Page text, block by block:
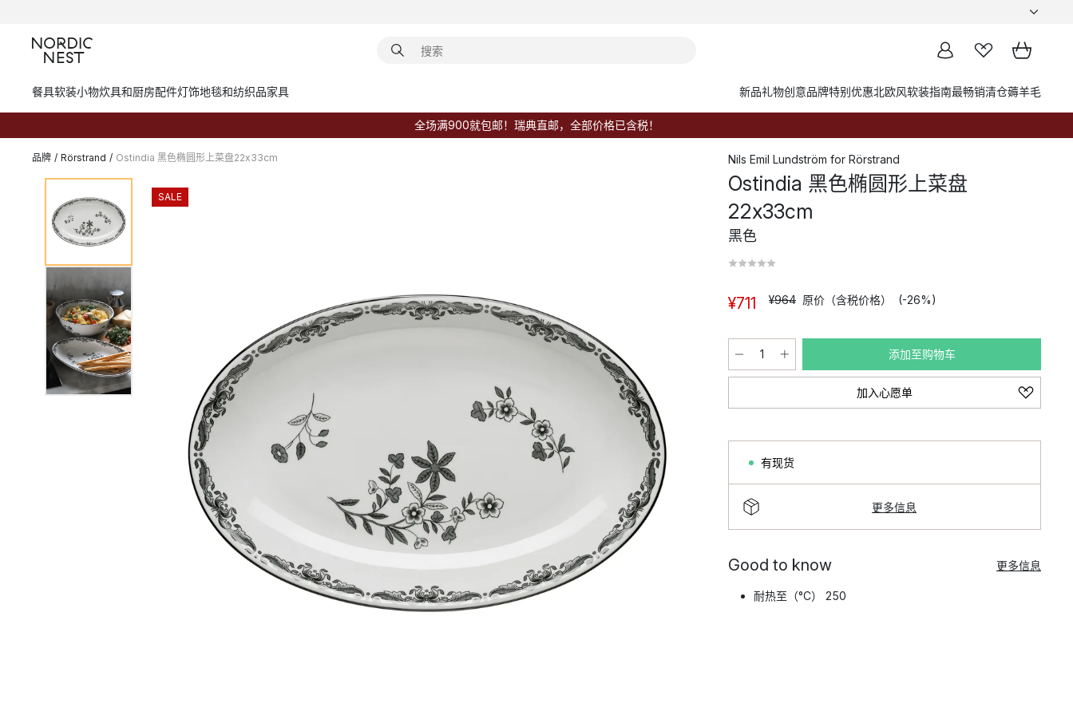
餐具软装小物炊具和厨房配件灯饰地毯和纺织品家具 新品礼物创意品牌特别优惠北欧风软装指南最畅销清仓薅羊毛
全场满900就包邮！瑞典直邮，全部价格已含税！
品牌 / Rörstrand / Ostindia 黑色椭圆形上菜盘22x33cm
SALE
Nils Emil Lundström for Rörstrand
Ostindia 黑色椭圆形上菜盘
22x33cm
黑色
¥711 ¥964 原价（含税价格） (-26%)
添加至购物车
加入心愿单
有现货
更多信息
Good to know 更多信息
耐热至（°C） 250